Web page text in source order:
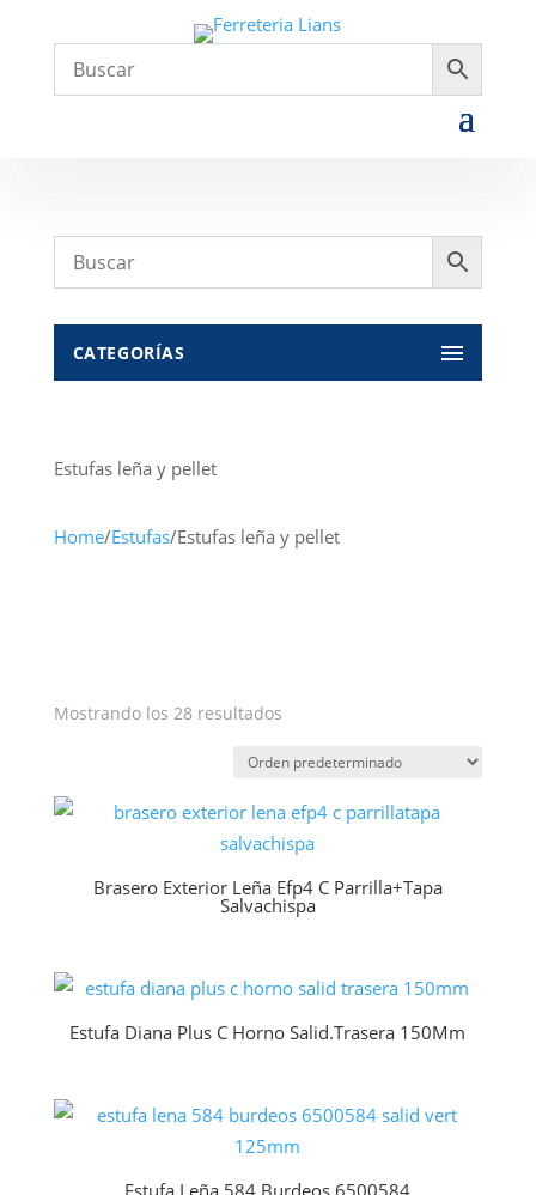
CATEGORÍAS
Estufas leña y pellet
Home/Estufas/Estufas leña y pellet
Mostrando los 28 resultados
Brasero Exterior Leña Efp4 C Parrilla+Tapa
Salvachispa
Estufa Diana Plus C Horno Salid.Trasera 150Mm
Estufa Leña 584 Burdeos 6500584